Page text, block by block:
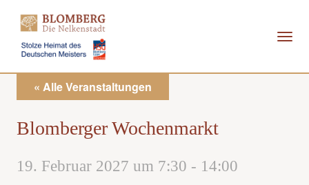
Inhalt
« Alle Veranstaltungen
Blomberger Wochenmarkt
19. Februar 2027 um 7:30 - 14:00